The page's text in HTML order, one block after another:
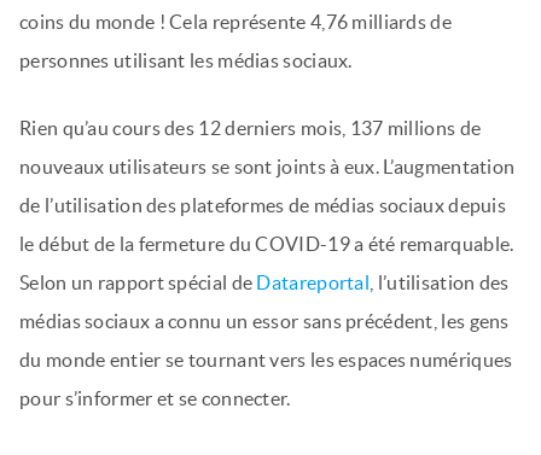
coins du monde ! Cela représente 4,76 milliards de
personnes utilisant les médias sociaux.
Rien qu’au cours des 12 derniers mois, 137 millions de
nouveaux utilisateurs se sont joints à eux. L’augmentation
de l’utilisation des plateformes de médias sociaux depuis
le début de la fermeture du COVID-19 a été remarquable.
Selon un rapport spécial de Datareportal , l’utilisation des
médias sociaux a connu un essor sans précédent, les gens
du monde entier se tournant vers les espaces numériques
pour s’informer et se connecter.